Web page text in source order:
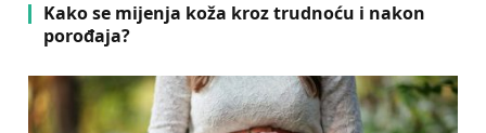
Kako se mijenja koža kroz trudnoću i nakon
porođaja?